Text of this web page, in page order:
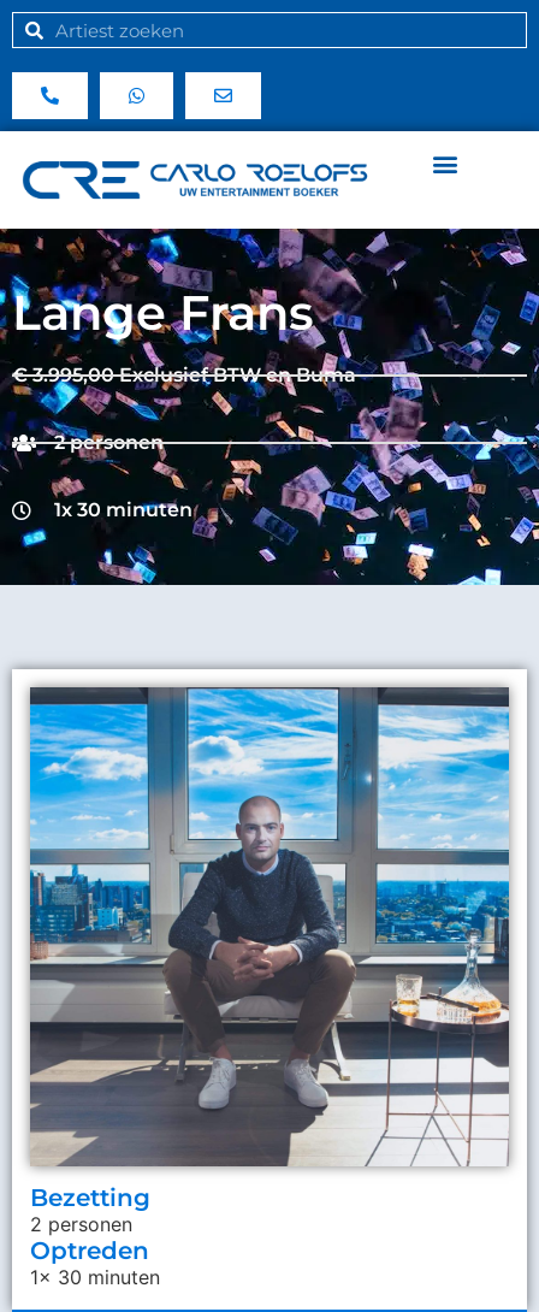
Lange Frans
€ 3.995,00 Exclusief BTW en Buma
2 personen
1x 30 minuten
Bezetting
2 personen
Optreden
1x 30 minuten